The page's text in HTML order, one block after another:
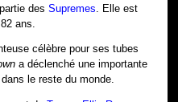
desSupremes . Elle est
ans.
célèbre pour ses tubes
a déclenché une importante
le reste du monde.